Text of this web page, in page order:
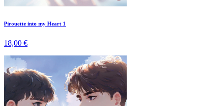
Pirouette into my Heart 1
18,00 €